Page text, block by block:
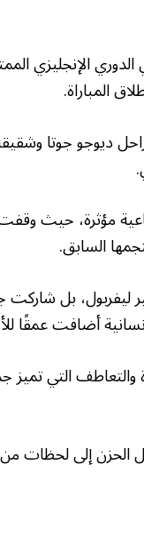
الإنجليزي
المباراة.
ديوجو جوتا
مؤثرة، حيث
السابق.
بل شاركت
أضافت عمقًا
التي تميز
الحزن إلى لحظات